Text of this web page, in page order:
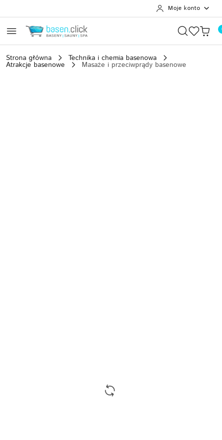
Moje konto
Strona główna Technika i chemia basenowa
Atrakcje basenowe Masaże i przeciwprądy basenowe